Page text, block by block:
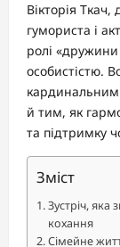
Вікторія
гумориста і
ролі «дружини
особистістю.
кардинальним
й тим, як
та підтримку
Зміст
Зустріч, яка
кохання
Сімейне